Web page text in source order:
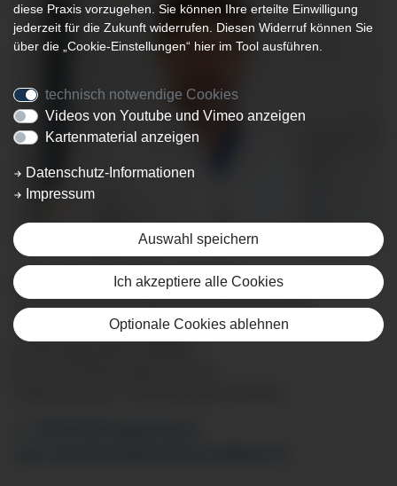
DR. MED. ULRICH BÄCKER
Facharzt für Innere Medizin & Gastroenterologie
Zusatzbezeichnung Sportmedizin
diese Praxis vorzugehen. Sie können Ihre erteilte Einwilligung
jederzeit für die Zukunft widerrufen. Diesen Widerruf können Sie
über die „Cookie-Einstellungen“ hier im Tool ausführen.
technisch notwendige Cookies
Videos von Youtube und Vimeo anzeigen
Kartenmaterial anzeigen
Datenschutz-Informationen
Impressum
Auswahl speichern
Ich akzeptiere alle Cookies
Optionale Cookies ablehnen